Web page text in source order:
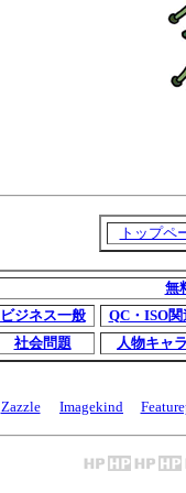
トップペ
無
ビジネス一般
QC・ISO関
社会問題
人物キャラ
Zazzle Imagekind